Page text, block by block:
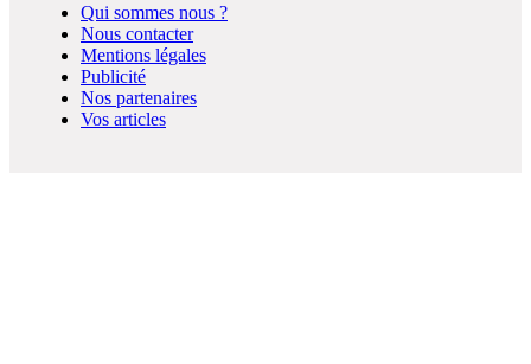
Qui sommes nous ?
Nous contacter
Mentions légales
Publicité
Nos partenaires
Vos articles